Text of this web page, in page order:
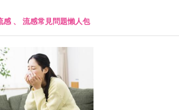
感 、 流感常見問題懶人包